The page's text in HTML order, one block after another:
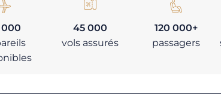
000
45 000
vols assurés
120 000+
passagers